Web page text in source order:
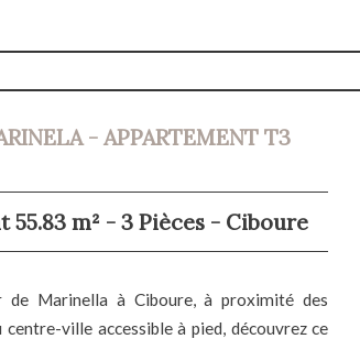
- APPARTEMENT T3
55.83 m² - 3 Pièces - Ciboure
de Marinella à Ciboure, à proximité des
ville accessible à pied, découvrez ce